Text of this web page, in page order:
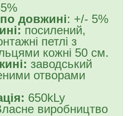
довжині: +/- 5%
посилений,
петлі з
кожні 50 см.
заводський
отворами
650kLy
виробництво